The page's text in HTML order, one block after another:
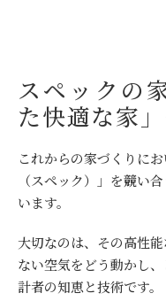
スペックの
た快適な家
これからの家づくりに
（スペック）」を競い
います。
大切なのは、その高性
ない空気をどう動かし
計者の知恵と技術です。